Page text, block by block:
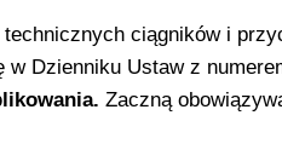
technicznych ciągników i
w Dzienniku Ustaw z
Zaczną